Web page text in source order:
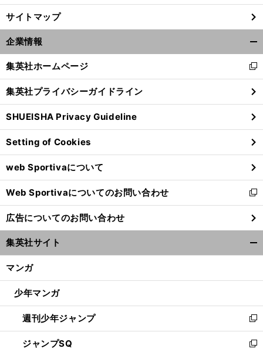
・
。
僕
へ
サイトマップ
企業情報
閉
る
集英社ホームページ
新
し
い
ウ
ィ
ン
ド
ウ
で
開
く
集英社プライバシーガイドライン
SHUEISHA Privacy Guideline
Setting of Cookies
web Sportivaについて
Web Sportivaについてのお問い合わせ
新
し
い
ウ
ィ
ン
ウ
開
く
広告についてのお問い合わせ
集英社サイト
マンガ
少年マンガ
週刊少年ジャンプ
新
し
い
ジャンプSQ
新